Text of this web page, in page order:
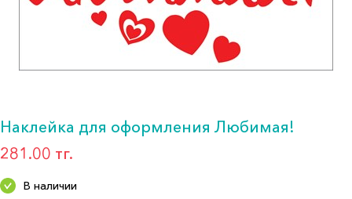
Наклейка для оформления Любимая!
281.00 тг.
В наличии